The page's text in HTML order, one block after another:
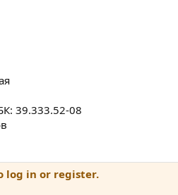
39.333.52-08
log in or register.